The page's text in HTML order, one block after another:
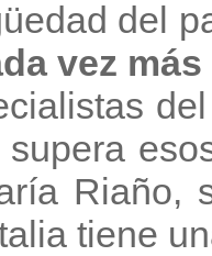
del
vez
supera
Riaño,
tiene